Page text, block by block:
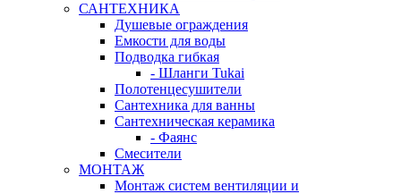
САНТЕХНИКА
Душевые ограждения
Емкости для воды
Подводка гибкая
- Шланги Tukai
Полотенцесушители
Сантехника для ванны
Сантехническая керамика
- Фаянс
Смесители
МОНТАЖ
Монтаж систем вентиляции и